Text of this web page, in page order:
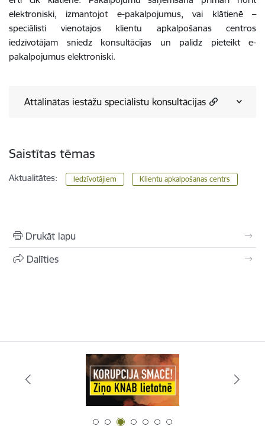
elektroniski, izmantojot e-pakalpojumus, vai klātienē –
speciālisti vienotajos klientu apkalpošanas centros
iedzīvotājam sniedz konsultācijas un palīdz pieteikt e-
pakalpojumus elektroniski.
Attālinātas iestāžu speciālistu konsultācijas
Saistītas tēmas
Aktualitātes: Iedzīvotājiem Klientu apkalpošanas centrs
Drukāt lapu
Dalīties